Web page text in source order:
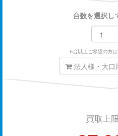
台数を選択し
6台以上ご希望の方
法人様・大口
買取上